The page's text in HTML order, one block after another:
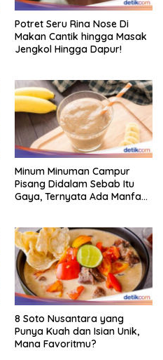
Potret Seru Rina Nose Di
Makan Cantik hingga Masak
Jengkol Hingga Dapur!
Minum Minuman Campur
Pisang Didalam Sebab Itu
Gaya, Ternyata Ada Manfaat
8 Soto Nusantara yang
Punya Kuah dan Isian Unik,
Mana Favoritmu?